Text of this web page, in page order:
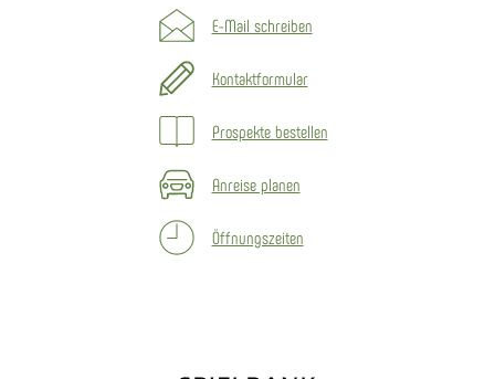
E-Mail schreiben
Kontaktformular
Prospekte bestellen
Anreise planen
Öffnungszeiten